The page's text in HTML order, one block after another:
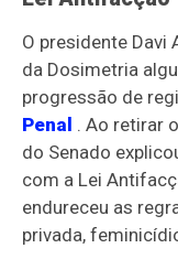
O presidente Davi
da Dosimetria
progressão de
Penal . Ao retirar
do Senado
com a Lei
endureceu as
privada,